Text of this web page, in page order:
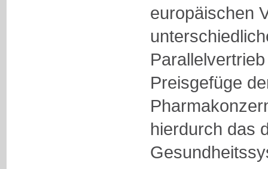
europäischen
Preisgefüge
hierdurch das